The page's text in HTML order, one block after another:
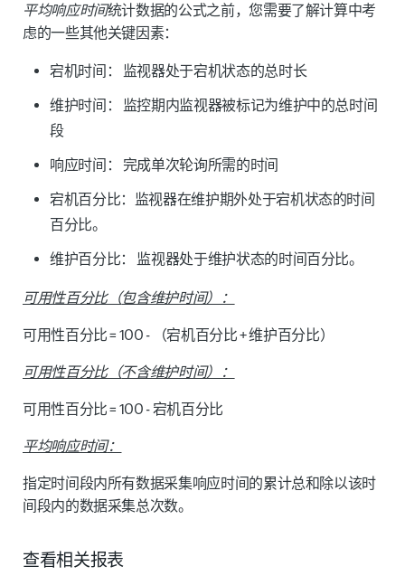
平均响应时间统计数据的公式之前，您需要了解计算中考
虑的一些其他关键因素：
宕机时间：
监视器处于宕机状态的总时长
维护时间 ： 监控期内监视器被标记为维护中的总时间
段
响应时间 ： 完成单次轮询所需的时间
宕机百分比：
监视器在维护期外处于宕机状态的时间
百分比。
维护百分比：
监视器处于维护状态的时间百分比。
可用性百分比（包含维护时间）：
可用性百分比 = 100 - （宕机百分比 + 维护百分比）
可用性百分比（不含维护时间）：
可用性百分比 = 100 - 宕机百分比
平均响应时间：
指定时间段内所有数据采集响应时间的累计总和除以该时
间段内的数据采集总次数。
查看相关报表